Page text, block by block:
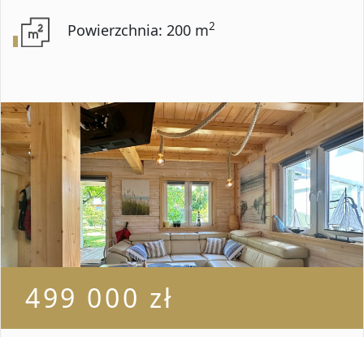
Powierzchnia: 200 m2
499 000 zł